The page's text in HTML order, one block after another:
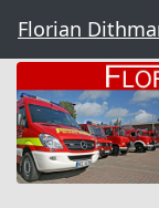
Florian